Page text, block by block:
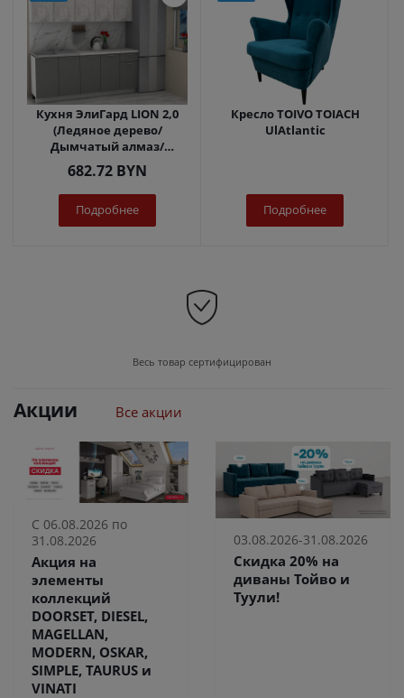
Кухня ЭлиГард LION 2,0
(Ледяное дерево/
Дымчатый алмаз/
Королевский опал)
682.72 BYN
Подробнее
Кресло TOIVO TOIACH
UlAtlantic
Подробнее
Весь товар сертифицирован
Акции Все акции
С 06.08.2026 по
31.08.2026
Акция на
элементы
коллекций
DOORSET, DIESEL,
MAGELLAN,
MODERN, OSKAR,
SIMPLE, TAURUS и
VINATI
03.08.2026-31.08.2026
Скидка 20% на
диваны Тойво и
Туули!